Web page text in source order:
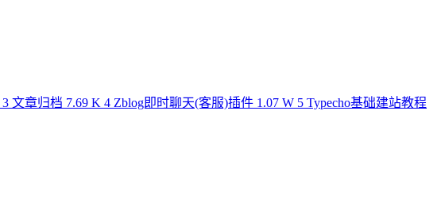
3 文章归档 7.69 K 4 Zblog即时聊天(客服)插件 1.07 W 5 Typecho基础建站教程